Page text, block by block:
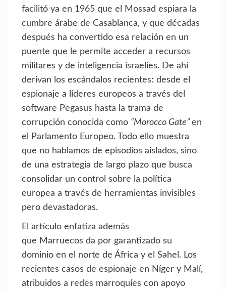
facilitó ya en 1965 que el Mossad espiara la
cumbre árabe de Casablanca, y que décadas
después ha convertido esa relación en un
puente que le permite acceder a recursos
militares y de inteligencia israelíes. De ahí
derivan los escándalos recientes: desde el
espionaje a líderes europeos a través del
software Pegasus hasta la trama de
corrupción conocida como “Morocco Gate” en
el Parlamento Europeo. Todo ello muestra
que no hablamos de episodios aislados, sino
de una estrategia de largo plazo que busca
consolidar un control sobre la política
europea a través de herramientas invisibles
pero devastadoras.
El artículo enfatiza además
que Marruecos da por garantizado su
dominio en el norte de África y el Sahel. Los
recientes casos de espionaje en Níger y Malí,
atribuidos a redes marroquíes con apoyo